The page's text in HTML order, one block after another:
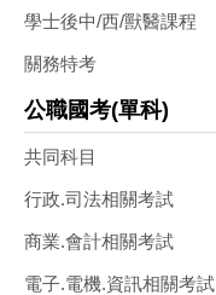
學士後中/西/獸醫課程
關務特考
公職國考(單科)
共同科目
行政.司法相關考試
商業.會計相關考試
電子.電機.資訊相關考試